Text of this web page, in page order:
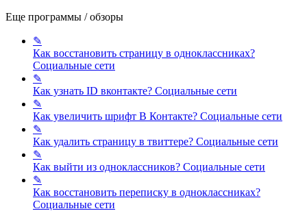
Еще программы / обзоры
✎
Как восстановить страницу в одноклассниках?
Социальные сети
✎
Как узнать ID вконтакте? Социальные сети
✎
Как увеличить шрифт В Контакте? Социальные сети
✎
Как удалить страницу в твиттере? Социальные сети
✎
Как выйти из одноклассников? Социальные сети
✎
Как восстановить переписку в одноклассниках?
Социальные сети